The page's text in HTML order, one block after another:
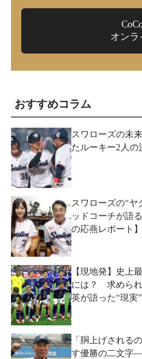
オンラ
おすすめコラム
スワローズの未
たルーキー2人の
スワローズの“
ッドコーチが語
の応燕レポート】
【現地発】史上
には？ 求めら
英が語った“現実
「胴上げされる
す優勝の二文字